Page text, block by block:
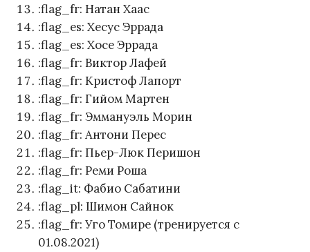
:flag_fr: Натан Хаас
:flag_es: Хесус Эррада
:flag_es: Хосе Эррада
:flag_fr: Виктор Лафей
:flag_fr: Кристоф Лапорт
:flag_fr: Гийом Мартен
:flag_fr: Эммануэль Морин
:flag_fr: Антони Перес
:flag_fr: Пьер-Люк Перишон
:flag_fr: Реми Роша
:flag_it: Фабио Сабатини
:flag_pl: Шимон Сайнок
:flag_fr: Уго Томире (тренируется с
01.08.2021)